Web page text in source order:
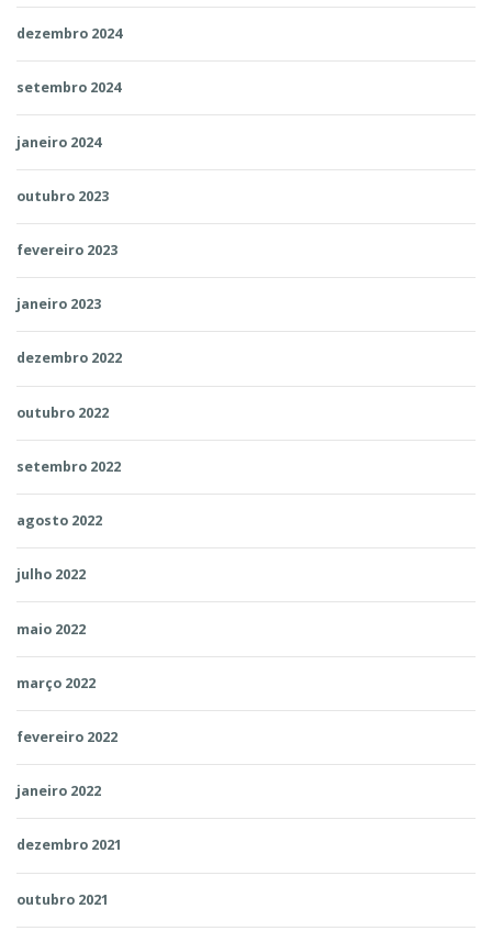
dezembro 2024
setembro 2024
janeiro 2024
outubro 2023
fevereiro 2023
janeiro 2023
dezembro 2022
outubro 2022
setembro 2022
agosto 2022
julho 2022
maio 2022
março 2022
fevereiro 2022
janeiro 2022
dezembro 2021
outubro 2021